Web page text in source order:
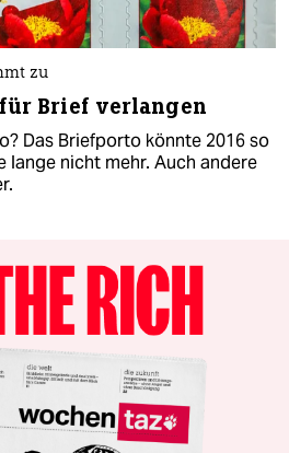
zu
Brief verlangen
Das Briefporto könnte 2016 so
lange nicht mehr. Auch andere